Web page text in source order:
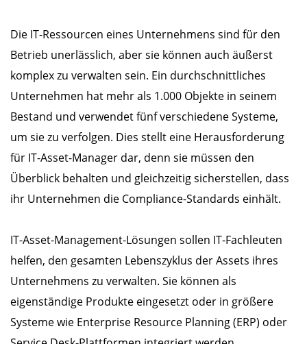
Die IT-Ressourcen eines Unternehmens sind für den
Betrieb unerlässlich, aber sie können auch äußerst
komplex zu verwalten sein. Ein durchschnittliches
Unternehmen hat mehr als 1.000 Objekte in seinem
Bestand und verwendet fünf verschiedene Systeme,
um sie zu verfolgen. Dies stellt eine Herausforderung
für IT-Asset-Manager dar, denn sie müssen den
Überblick behalten und gleichzeitig sicherstellen, dass
ihr Unternehmen die Compliance-Standards einhält.
IT-Asset-Management-Lösungen sollen IT-Fachleuten
helfen, den gesamten Lebenszyklus der Assets ihres
Unternehmens zu verwalten. Sie können als
eigenständige Produkte eingesetzt oder in größere
Systeme wie Enterprise Resource Planning (ERP) oder